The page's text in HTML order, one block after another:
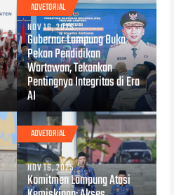
ADVETORIAL
NOV 16, 2025
Gubernur Lampung Buka
Pekan Pendidikan
Wartawan, Tekankan
Pentingnya Integritas di Era
AI
ADVETORIAL
NOV 16, 2025
Komitmen Lampung Atasi